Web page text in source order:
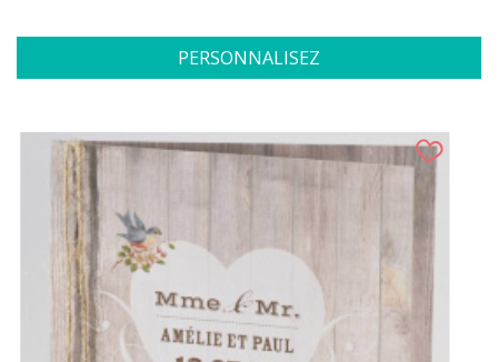
PERSONNALISEZ